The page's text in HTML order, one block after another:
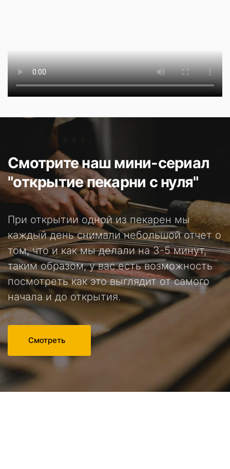
Смотрите наш мини-сериал
"открытие пекарни с нуля"
При открытии одной из пекарен мы
каждый день снимали небольшой отчет о
том, что и как мы делали на 3-5 минут,
таким образом, у вас есть возможность
посмотреть как это выглядит от самого
начала и до открытия.
Смотреть